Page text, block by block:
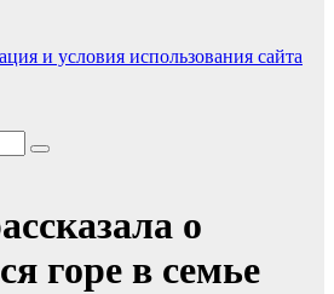
и условия использования сайта
о
горе в семье